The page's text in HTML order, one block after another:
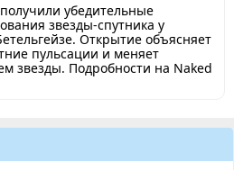
убедительные
звезды-спутника у
Открытие объясняет
пульсации и меняет
звезды. Подробности на Naked